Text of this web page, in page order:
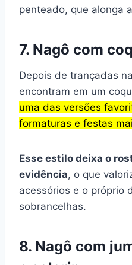
penteado, que alonga
7. Nagô com
Depois de trançadas
encontram em um
uma das versões
formaturas e festas
Esse estilo deixa o
evidência, o que
acessórios e o próprio
sobrancelhas.
8. Nagô com